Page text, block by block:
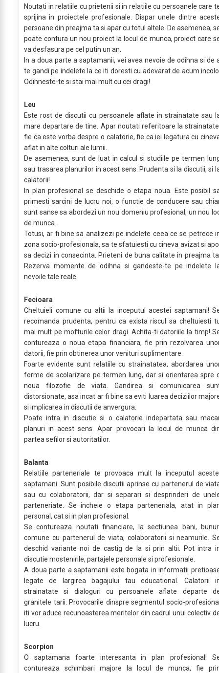
Noutati in relatiile cu prietenii si in relatiile cu persoanele care
sprijina in proiectele profesionale. Dispar unele dintre
persoane din preajma ta si apar cu totul altele. De asemenea,
poate contura un nou proiect la locul de munca, proiect care
va desfasura pe cel putin un an.
In a doua parte a saptamanii, vei avea nevoie de odihna si de
te gandi pe indelete la ce iti doresti cu adevarat de acum
Odihneste-te si stai mai mult cu cei dragi!
Leu
Este rost de discutii cu persoanele aflate in strainatate sau
mare departare de tine. Apar noutati referitoare la
fie ca este vorba despre o calatorie, fie ca iei legatura cu
aflat in alte colturi ale lumii.
De asemenea, sunt de luat in calcul si studiile pe termen
sau trasarea planurilor in acest sens. Prudenta si la discutii, si
calatorii!
In plan profesional se deschide o etapa noua. Este posibil
primesti sarcini de lucru noi, o functie de conducere sau
sunt sanse sa abordezi un nou domeniu profesional, un nou
de munca.
Totusi, ar fi bine sa analizezi pe indelete ceea ce se petrece
zona socio-profesionala, sa te sfatuiesti cu cineva avizat si
sa decizi in consecinta. Prieteni de buna calitate in preajma
Rezerva momente de odihna si gandeste-te pe indelete
nevoile tale reale.
Fecioara
Cheltuieli comune cu altii la inceputul acestei saptamani!
recomanda prudenta, pentru ca exista riscul sa cheltuiesti
mai mult pe mofturile celor dragi. Achita-ti datoriile la timp!
contureaza o noua etapa financiara, fie prin rezolvarea
datorii, fie prin obtinerea unor venituri suplimentare.
Foarte evidente sunt relatiile cu strainatatea, abordarea
forme de scolarizare pe termen lung, dar si orientarea spre
noua filozofie de viata. Gandirea si comunicarea
distorsionate, asa incat ar fi bine sa eviti luarea deciziilor
si implicarea in discutii de anvergura.
Poate intra in discutie si o calatorie indepartata sau
planuri in acest sens. Apar provocari la locul de munca
partea sefilor si autoritatilor.
Balanta
Relatiile parteneriale te provoaca mult la inceputul
saptamani. Sunt posibile discutii aprinse cu partenerul de
sau cu colaboratorii, dar si separari si desprinderi de
parteneriate. Se incheie o etapa parteneriala, atat in
personal, cat si in plan profesional.
Se contureaza noutati financiare, la sectiunea bani,
comune cu partenerul de viata, colaboratorii si neamurile.
deschid variante noi de castig de la si prin altii. Pot intra
discutie mostenirile, partajele personale si profesionale.
A doua parte a saptamanii este bogata in informatii
legate de largirea bagajului tau educational. Calatorii
strainatate si dialoguri cu persoanele aflate departe
granitele tarii. Provocarile dinspre segmentul socio-
iti vor aduce recunoasterea meritelor din cadrul unui colectiv
lucru.
Scorpion
O saptamana foarte interesanta in plan profesional!
contureaza schimbari majore la locul de munca, fie